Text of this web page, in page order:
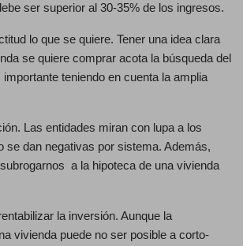
ser superior al 30-35% de los ingresos.
lo que se quiere. Tener una idea clara
se quiere comprar acota la búsqueda del
teniendo en cuenta la amplia
Las entidades miran con lupa a los
se dan negativas por sistema. Además,
a la hipoteca de una vivienda
la inversión. Aunque la
vivienda puede no ser posible a corto-